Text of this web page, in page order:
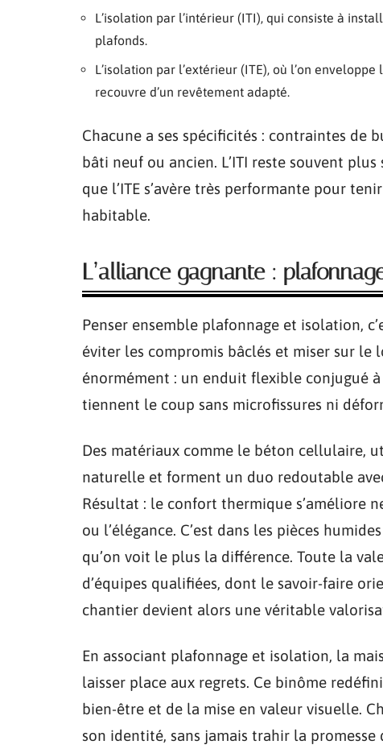
L’isolation par l’intérieur (ITI), qui consiste à
plafonds.
L’isolation par l’extérieur (ITE), où l’on
recouvre d’un revêtement adapté.
Chacune a ses spécificités : contraintes de
bâti neuf ou ancien. L’ITI reste souvent
que l’ITE s’avère très performante pour
habitable.
L’alliance gagnante :
Penser ensemble plafonnage et isolation,
éviter les compromis bâclés et miser sur le
énormément : un enduit flexible conjugué
tiennent le coup sans microfissures ni
Des matériaux comme le béton cellulaire,
naturelle et forment un duo redoutable
Résultat : le confort thermique s’améliore
ou l’élégance. C’est dans les pièces
qu’on voit le plus la différence. Toute la
d’équipes qualifiées, dont le savoir-faire
chantier devient alors une véritable
En associant plafonnage et isolation, la
laisser place aux regrets. Ce binôme
bien-être et de la mise en valeur visuelle.
son identité, sans jamais trahir la promesse